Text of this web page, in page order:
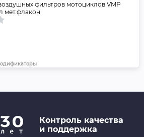
фильтров мотоциклов VMP
мет.флакон
фильтры
Контроль качества
и поддержка